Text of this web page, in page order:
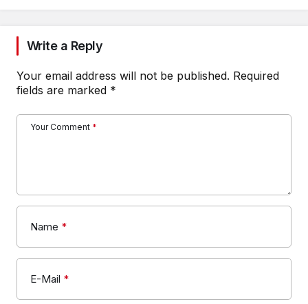
Write a Reply
Your email address will not be published. Required
fields are marked *
Your Comment *
Name *
E-Mail *